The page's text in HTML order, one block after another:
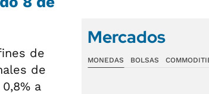
de
de
0,8% a
Mercados
MONEDAS BOLSAS